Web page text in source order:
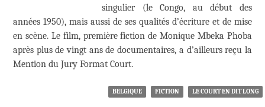
singulier (le Congo, au début des
années 1950), mais aussi de ses qualités d’écriture et de mise
en scène. Le film, première fiction de Monique Mbeka Phoba
après plus de vingt ans de documentaires, a d’ailleurs reçu la
Mention du Jury Format Court.
BELGIQUE FICTION LE COURT EN DIT LONG